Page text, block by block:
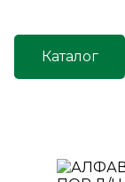
Каталог